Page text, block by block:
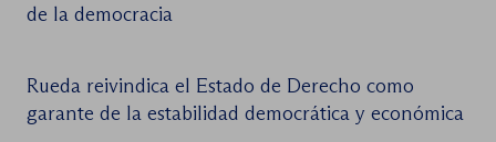
de la democracia
Rueda reivindica el Estado de Derecho como
garante de la estabilidad democrática y económica